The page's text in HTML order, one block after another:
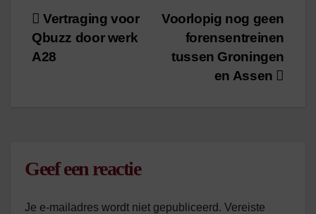
Bericht
navigatie
Voorlopig nog geen
forensentreinen
tussen Groningen
en Assen
Vertraging voor
Qbuzz door werk
A28
Geef een reactie
Je e-mailadres wordt niet gepubliceerd. Vereiste